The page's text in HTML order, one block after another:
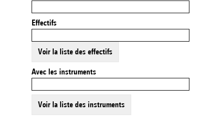
Effectifs
Voir la liste des effectifs
Avec les instruments
Voir la liste des instruments